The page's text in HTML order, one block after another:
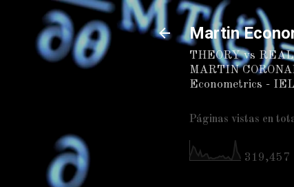
Martin
THEORY vs
MARTIN
Econometrics -
Páginas vistas en
319,457